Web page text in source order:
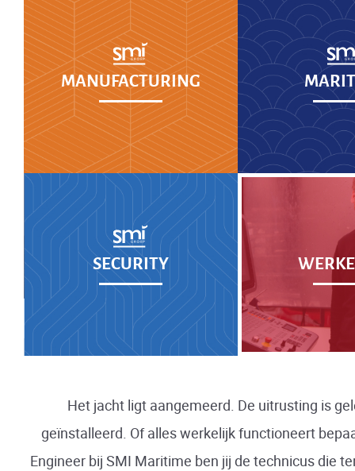
MANUFACTURING
SECURITY
Het jacht ligt aangemeerd. De uitrusting is
geïnstalleerd. Of alles werkelijk functioneert
Engineer bij SMI Maritime ben jij de technicus die